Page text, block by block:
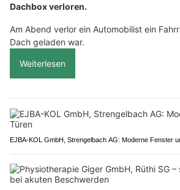
Dachbox verloren.
Am Abend verlor ein Automobilist ein
Dach geladen war.
Weiterlesen
EJBA-KOL GmbH, Strengelbach AG: Moderne Fenster